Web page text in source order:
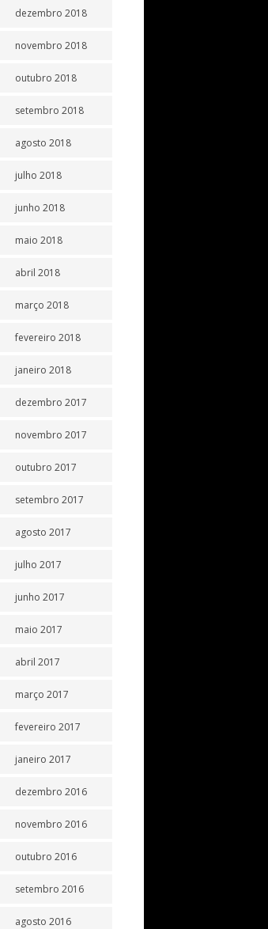
dezembro 2018
novembro 2018
outubro 2018
setembro 2018
agosto 2018
julho 2018
junho 2018
maio 2018
abril 2018
março 2018
fevereiro 2018
janeiro 2018
dezembro 2017
novembro 2017
outubro 2017
setembro 2017
agosto 2017
julho 2017
junho 2017
maio 2017
abril 2017
março 2017
fevereiro 2017
janeiro 2017
dezembro 2016
novembro 2016
outubro 2016
setembro 2016
agosto 2016